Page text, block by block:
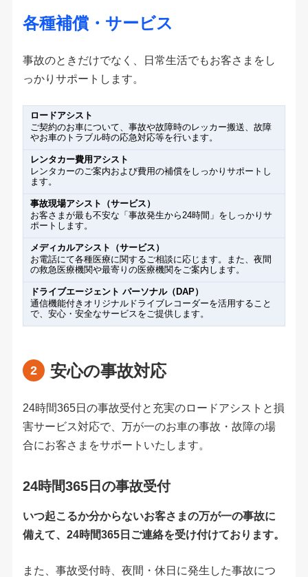
各種補償・サービス
事故のときだけでなく、日常生活でもお客さまをし
っかりサポートします。
ロードアシスト
ご契約のお車について、事故や故障時のレッカー搬送、故障
やお車のトラブル時の応急対応等を行います。
レンタカー費用アシスト
レンタカーのご案内および費用の補償をしっかりサポートし
ます。
事故現場アシスト（サービス）
お客さまが最も不安な「事故発生から24時間」をしっかりサ
ポートします。
メディカルアシスト（サービス）
お電話にて各種医療に関するご相談に応じます。また、夜間
の救急医療機関や最寄りの医療機関をご案内します。
ドライブエージェント パーソナル（DAP）
通信機能付きオリジナルドライブレコーダーを活用すること
で、安心・安全なサービスをご提供します。
安心の事故対応
24時間365日の事故受付と充実のロードアシストと損
害サービス対応で、万が一のお車の事故・故障の場
合にお客さまをサポートいたします。
24時間365日の事故受付
いつ起こるか分からないお客さまの万が一の事故に
備えて、24時間365日ご連絡を受け付けております。
また、事故受付時、夜間・休日に発生した事故につ